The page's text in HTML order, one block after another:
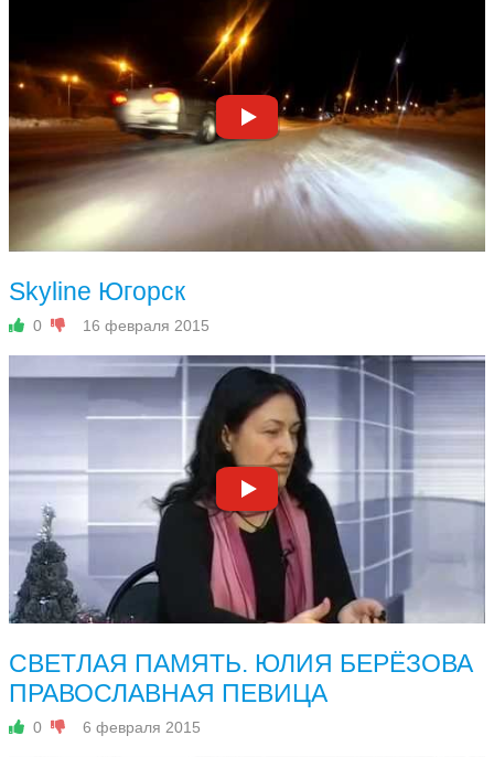
Skyline Югорск
0 16 февраля 2015
СВЕТЛАЯ ПАМЯТЬ. ЮЛИЯ БЕРЁЗОВА
ПРАВОСЛАВНАЯ ПЕВИЦА
0 6 февраля 2015